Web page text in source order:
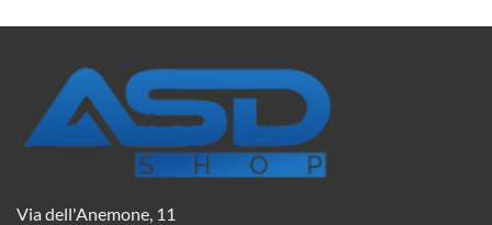
Via dell'Anemone, 11